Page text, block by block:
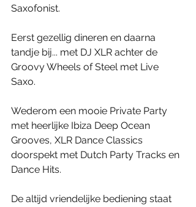
Saxofonist.
Eerst gezellig dineren en daarna
tandje bij... met DJ XLR achter de
Groovy Wheels of Steel met Live
Saxo.
Wederom een mooie Private Party
met heerlijke Ibiza Deep Ocean
Grooves, XLR Dance Classics
doorspekt met Dutch Party Tracks en
Dance Hits.
De altijd vriendelijke bediening staat